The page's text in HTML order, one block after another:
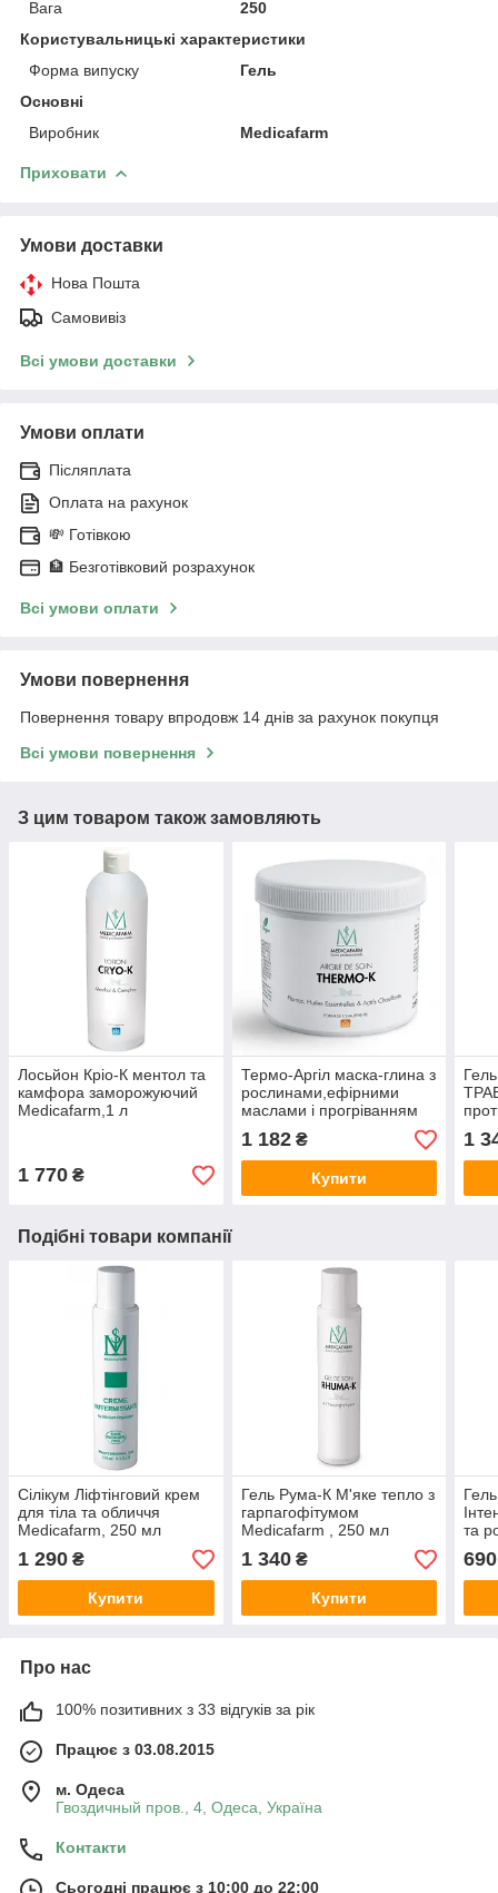
Вага
250
Користувальницькі характеристики
Форма випуску
Гель
Основні
Виробник
Medicafarm
Приховати
Умови доставки
Нова Пошта
Самовивіз
Всі умови доставки
Умови оплати
Післяплата
Оплата на рахунок
💸 Готівкою
🏦 Безготівковий розрахунок
Всі умови оплати
Умови повернення
Повернення товару впродовж 14 днів за рахунок покупця
Всі умови повернення
З цим товаром також замовляють
Лосьйон Кріо-К ментол та
камфора заморожуючий
Medicafarm,1 л
1 770 ₴
Термо-Аргіл маска-глина з
рослинами,ефірними
маслами і прогріванням
«Інтенсивний розігрів»
Medicafarm,250 г
1 182₴
Купити
1
Подібні товари компанії
Сілікум Ліфтінговий крем
для тіла та обличчя
Medicafarm, 250 мл
1 290 ₴
Купити
Гель Рума-К М'яке тепло з
гарпагофітумом
Medicafarm , 250 мл
1 340₴
Купити
та
690
Про нас
100% позитивних з 33 відгуків за рік
Працює з 03.08.2015
м. Одеса
Гвоздичный пров., 4, Одеса, Україна
Контакти
Сьогодні працює з 10:00 до 22:00